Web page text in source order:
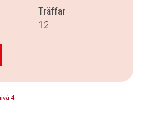
Träffar
12
till Saxofon nivå 4
4